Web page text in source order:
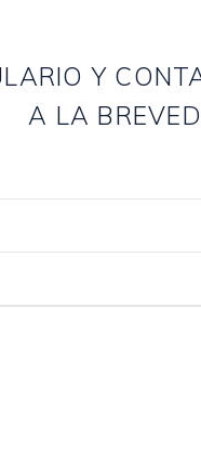
Y
A LA